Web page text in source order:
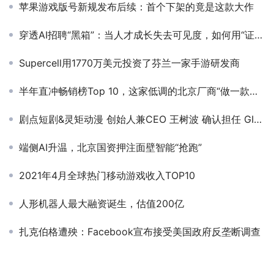
苹果游戏版号新规发布后续：首个下架的竟是这款大作
穿透AI招聘“黑箱”：当人才成长失去可见度，如何用“证据链”重建信任？丨对话创始人
Supercell用1770万美元投资了芬兰一家手游研发商
半年直冲畅销榜Top 10，这家低调的北京厂商“做一款成一款”
剧点短剧&灵矩动漫 创始人兼CEO 王树波 确认担任 GICC2025丨第六届全球互联网产业CEO大会主峰会演讲嘉宾！
端侧AI升温，北京国资押注面壁智能“抢跑”
2021年4月全球热门移动游戏收入TOP10
人形机器人最大融资诞生，估值200亿
扎克伯格遭殃：Facebook宣布接受美国政府反垄断调查